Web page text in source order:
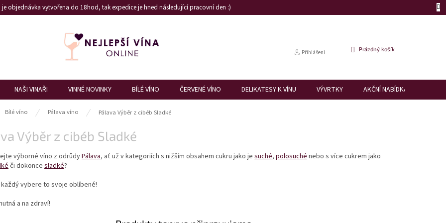
objednávka vytvořena do 18hod, tak expedice je hned následující pracovní den :)
Přihlášení
NÁKUPNÍ
Prázdný košík
NAŠI VINAŘI VINNÉ NOVINKY BÍLÉ VÍNO ČERVENÉ VÍNO DELIKATESY K VÍNU VÝVRTKY AKČNÍ NABÍDKA
Bílé víno Pálava víno Pálava Výběr z cibéb Sladké
Výběr z cibéb Sladké
výborné víno z odrůdyPálava, ať už v kategoriích s nižším obsahem cukru jako je suché, polosuché nebo s více cukrem jako
či dokonce sladké?
vybere to svoje oblíbené!
a na zdraví!